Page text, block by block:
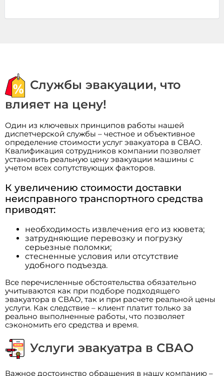
Службы эвакуации, что
влияет на цену!
Один из ключевых принципов работы нашей
диспетчерской службы – честное и объективное
определение стоимости услуг эвакуатора в СВАО.
Квалификация сотрудников компании позволяет
установить реальную цену эвакуации машины с
учетом всех сопутствующих факторов.
К увеличению стоимости доставки
неисправного транспортного средства
приводят:
необходимость извлечения его из кювета;
затрудняющие перевозку и погрузку
серьезные поломки;
стесненные условия или отсутствие
удобного подъезда.
Все перечисленные обстоятельства обязательно
учитываются как при подборе подходящего
эвакуатора в СВАО, так и при расчете реальной цены
услуги. Как следствие – клиент платит только за
реально выполненные работы, что позволяет
сэкономить его средства и время.
Услуги эвакуатра в СВАО
Важное достоинство обращения в нашу компанию –